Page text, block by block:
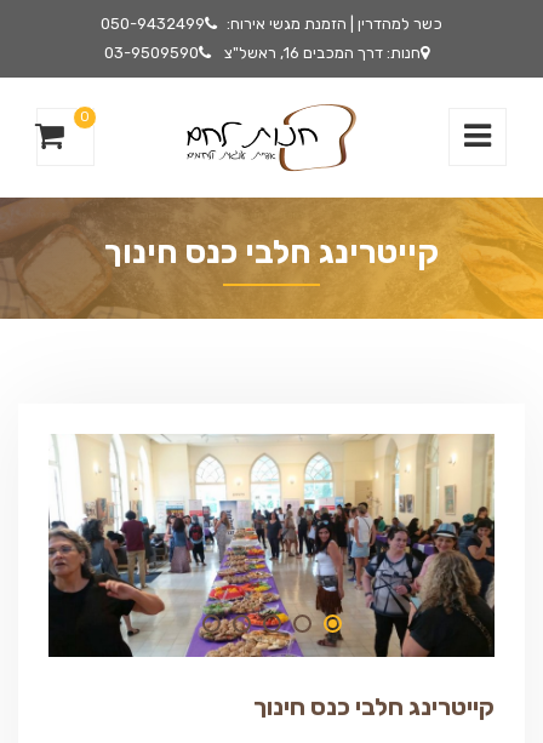
כשר למהדרין | הזמנת מגשי אירוח:
050-9432499
חנות: דרך המכבים 16, ראשל"צ
03-9509590
0
קייטרינג חלבי כנס חינוך
קייטרינג חלבי כנס חינוך